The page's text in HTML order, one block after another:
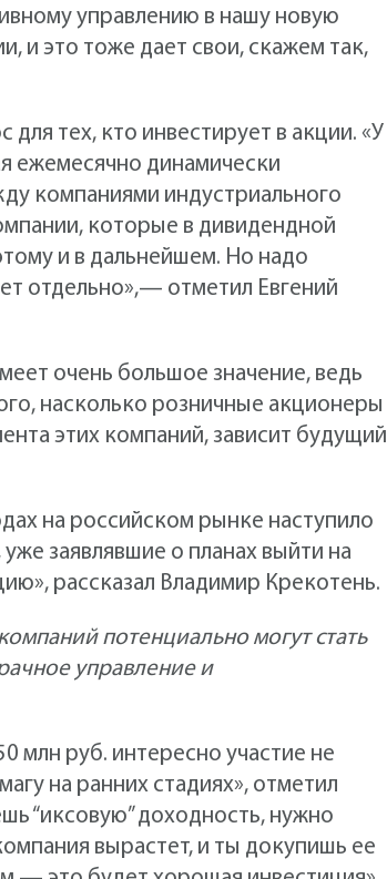
управлению в нашу новую
и это тоже дает свои, скажем так,
тех, кто инвестирует в акции. «У
ежемесячно динамически
компаниями индустриального
которые в дивидендной
и в дальнейшем. Но надо
отдельно»,— отметил Евгений
очень большое значение, ведь
насколько розничные акционеры
этих компаний, зависит будущий
на российском рынке наступило
заявлявшие о планах выйти на
рассказал Владимир Крекотень.
потенциально могут стать
управление и
млн руб. интересно участие не
на ранних стадиях», отметил
“иксовую” доходность, нужно
вырастет, и ты докупишь ее